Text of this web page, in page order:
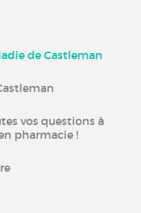
de Castleman
vos questions à
pharmacie !